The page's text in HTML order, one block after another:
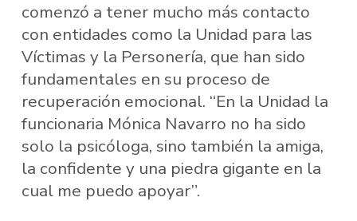
comenzó a tener mucho más contacto
con entidades como la Unidad para las
Víctimas y la Personería, que han sido
fundamentales en su proceso de
recuperación emocional. “En la Unidad la
funcionaria Mónica Navarro no ha sido
solo la psicóloga, sino también la amiga,
la confidente y una piedra gigante en la
cual me puedo apoyar”.